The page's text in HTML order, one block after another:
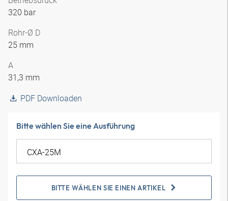
320 bar
Rohr-Ø D
25 mm
A
31,3 mm
PDF Downloaden
Bitte wählen Sie eine Ausführung
BITTE WÄHLEN SIE EINEN ARTIKEL